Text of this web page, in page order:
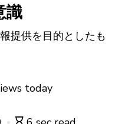
識
提供を目的としたも
today